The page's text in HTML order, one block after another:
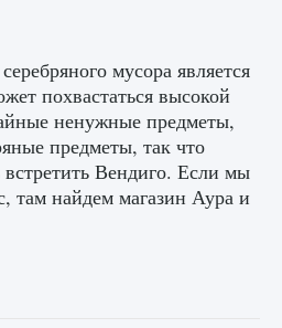
мусора является
похвастаться высокой
ненужные предметы,
предметы, так что
Вендиго. Если мы
там найдем магазин Аура и